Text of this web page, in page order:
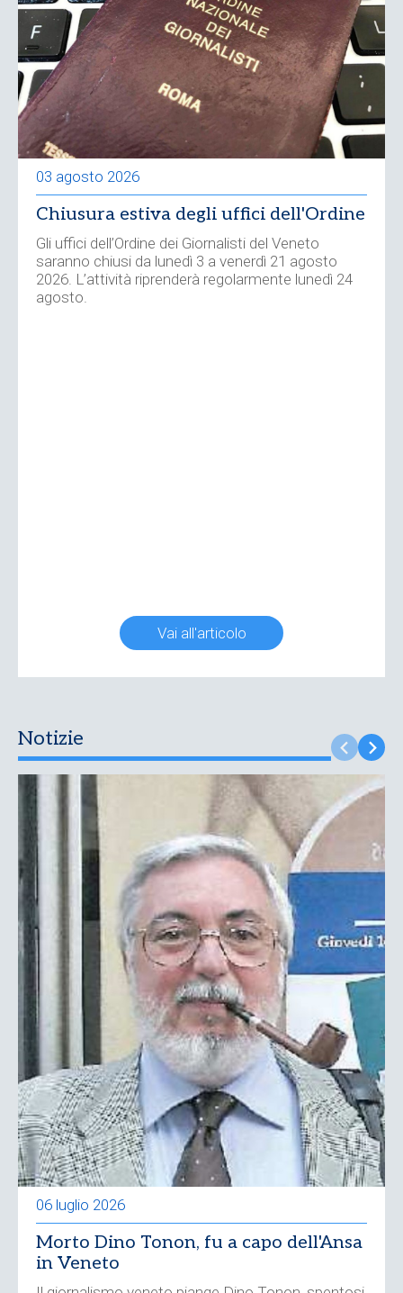
03 agosto 2026
Chiusura estiva degli uffici dell'Ordine
Gli uffici dell’Ordine dei Giornalisti del Veneto
saranno chiusi da lunedì 3 a venerdì 21 agosto
2026. L’attività riprenderà regolarmente lunedì 24
agosto.
Vai all'articolo
Notizie
06 luglio 2026
Morto Dino Tonon, fu a capo dell'Ansa
in Veneto